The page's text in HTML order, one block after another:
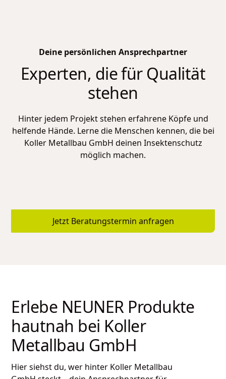
Deine persönlichen Ansprechpartner
Experten, die für Qualität
stehen
Hinter jedem Projekt stehen erfahrene Köpfe und
helfende Hände. Lerne die Menschen kennen, die bei
Koller Metallbau GmbH deinen Insektenschutz
möglich machen.
Jetzt Beratungstermin anfragen
Erlebe NEUNER Produkte
hautnah bei Koller
Metallbau GmbH
Hier siehst du, wer hinter Koller Metallbau